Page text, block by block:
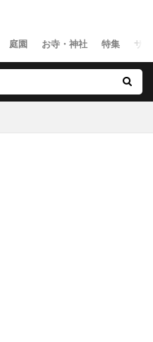
庭園 お寺・神社 特集 サ